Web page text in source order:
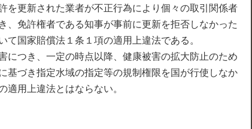
更新された業者が不正行為により個々の取引関係者
、免許権者である知事が事前に更新を拒否しなかった
国家賠償法１条１項の適用上違法である。
つき、一定の時点以降、健康被害の拡大防止のため
基づき指定水域の指定等の規制権限を国が行使しなか
用上違法とはならない。